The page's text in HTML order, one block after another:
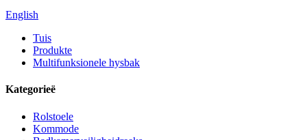
English
Tuis
Produkte
Multifunksionele hysbak
Kategorieë
Rolstoele
Kommode